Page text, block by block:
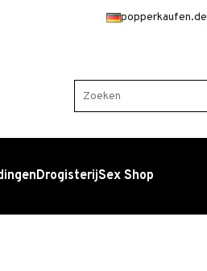
popperkaufen.de
Zoeken
DrogisterijSex Shop